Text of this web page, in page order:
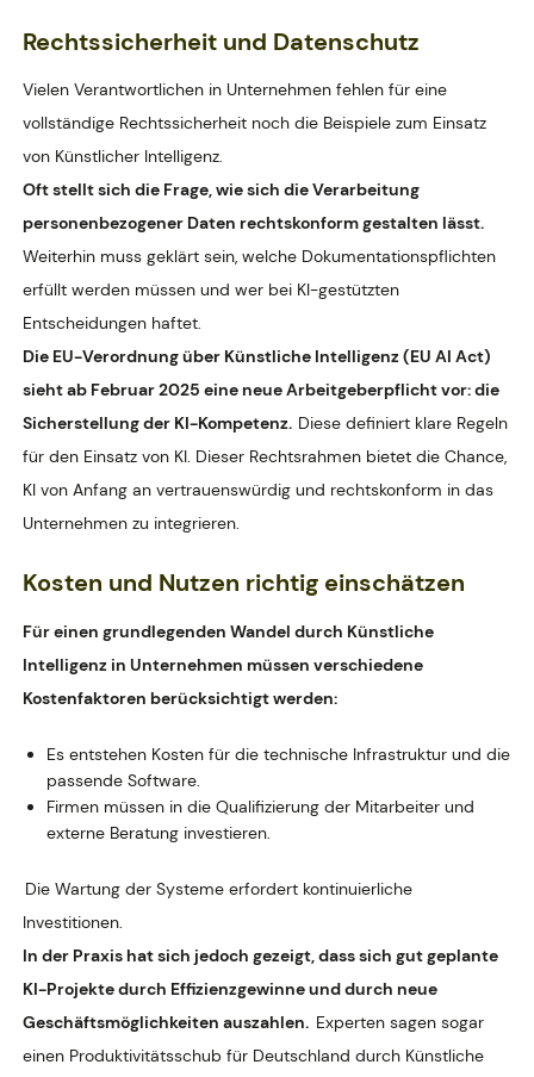
Rechtssicherheit und Datenschutz
Vielen Verantwortlichen in Unternehmen fehlen für eine
vollständige Rechtssicherheit noch die Beispiele zum Einsatz
von Künstlicher Intelligenz.
Oft stellt sich die Frage, wie sich die Verarbeitung
personenbezogener Daten rechtskonform gestalten lässt.
Weiterhin muss geklärt sein, welche Dokumentationspflichten
erfüllt werden müssen und wer bei KI-gestützten
Entscheidungen haftet.
Die EU-Verordnung über Künstliche Intelligenz (EU AI Act)
sieht ab Februar 2025 eine neue Arbeitgeberpflicht vor: die
Sicherstellung der KI-Kompetenz. Diese definiert klare Regeln
für den Einsatz von KI. Dieser Rechtsrahmen bietet die Chance,
KI von Anfang an vertrauenswürdig und rechtskonform in das
Unternehmen zu integrieren.
Kosten und Nutzen richtig einschätzen
Für einen grundlegenden Wandel durch Künstliche
Intelligenz in Unternehmen müssen verschiedene
Kostenfaktoren berücksichtigt werden:
Es entstehen Kosten für die technische Infrastruktur und die
passende Software.
Firmen müssen in die Qualifizierung der Mitarbeiter und
externe Beratung investieren.
Die Wartung der Systeme erfordert kontinuierliche
Investitionen.
In der Praxis hat sich jedoch gezeigt, dass sich gut geplante
KI-Projekte durch Effizienzgewinne und durch neue
Geschäftsmöglichkeiten auszahlen. Experten sagen sogar
einen Produktivitätsschub für Deutschland durch Künstliche